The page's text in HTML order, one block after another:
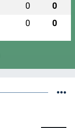
0 0
0 0